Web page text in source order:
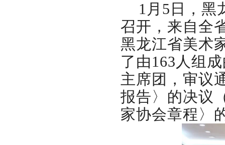
1月5日，黑
召开，来自全
黑龙江省美术
了由163人组
主席团，审议
报告〉的决议
家协会章程〉